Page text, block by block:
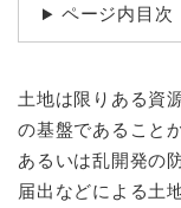
ページ内目次
土地は限りある資
の基盤であること
あるいは乱開発の
届出などによる土